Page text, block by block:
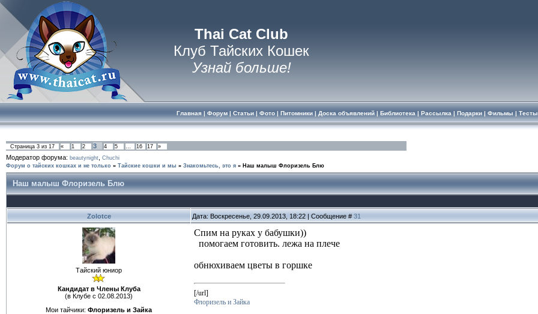
Thai Cat Club
Клуб Тайских Кошек
Узнай больше!
Главная| Форум| Статьи| Фото| Питомники| Доска объявлений| Библиотека | Рассылка | Подарки| Фильмы | Тесты
Страница 3 из 17 « 1 2 3 4 5 … 16 17 »
Модератор форума: beautynight Chuchi
Форум о тайских кошках и не только » Тайские кошки и мы » Знакомьтесь, это я » Наш малыш Флоризель Блю
Наш малыш Флоризель Блю
Zolotce Дата: Воскресенье, 29.09.2013, 18:22 | Сообщение # 31
Тайский юниор
Кандидат в Члены Клуба
(в Клубе с 02.08.2013)
Мои тайчики: Флоризель и Зайка
Спим на руках у бабушки))
помогаем готовить. лежа на плече
обнюхиваем цветы в горшке
[/url]
Флоризель и Зайка